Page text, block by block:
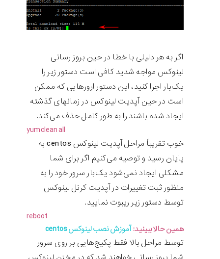
اگر به هر دلیلی با خطا در حین بروز رسانی
لینوکس مواجه شدید کافی است دستور زیر را
یک‌بار اجرا کنید، این دستور ارورهایی که ممکن
است در حین آپدیت لینوکس در زمانهای گذشته
ایجاد شده باشند را به طور کامل حذف می‌کند.
yumcleanall
خوب تقریباً مراحل آپدیت لینوکس centos به
پایان رسید و توصیه می‌کنیم اگر برای شما
مشکلی ایجاد نمی‌شود یک‌بار سرور خود را به
منظور ثبت تغییرات در آپدیت کرنل لینوکس
توسط دستور زیر ریبوت نمایید.
reboot
همین حالا ببینید: آموزش نصب لینوکس centos
توسط مراحل بالا فقط پکیج‌هایی بر روی سرور